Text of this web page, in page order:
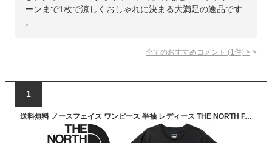
ーンまで1枚で涼しくおしゃれに決まる大満足の逸品です
。
全てのおすすめコメント (1 件) >
1
送料無料 ノースフェイス ワンピース 半袖 レディース THE NORTH FACE Tシャツワンピ ドレス 無地 吸汗速乾 アウトドア デイリー タウン カジュアル ウェア 女性 トップス シンプル リラックス ルームウェア/NTW32357